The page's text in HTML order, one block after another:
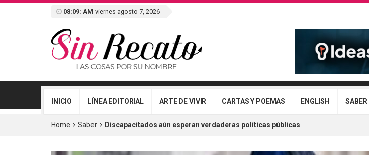
08:09: AM viernes agosto 7, 2026
INICIO LÍNEA EDITORIAL ARTE DE VIVIR CARTAS Y POEMAS ENGLISH SABER
Home Saber Discapacitados aún esperan verdaderas políticas públicas